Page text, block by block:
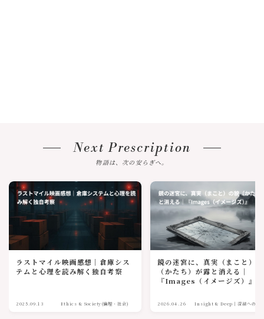
Next Prescription
物語は、次の安らぎへ。
ラストマイル映画感想｜倉庫シス
テムと心理を読み解く独自考察
2025.09.13 Ethics & Society(倫理・社会)
鏡の迷宮に、真実（まこと）
（かたち）が露と消える｜
『Images（イメージズ）』
2026.04.26 Insight & Deep｜深淵への眼